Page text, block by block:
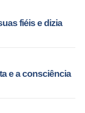
fiéis e dizia
e a consciência